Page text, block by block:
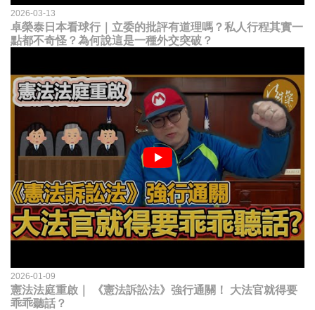
2026-03-13
卓榮泰日本看球行｜立委的批評有道理嗎？私人行程其實一
點都不奇怪？為何說這是一種外交突破？
2026-01-09
憲法法庭重啟｜ 《憲法訴訟法》強行通關！ 大法官就得要
乖乖聽話？